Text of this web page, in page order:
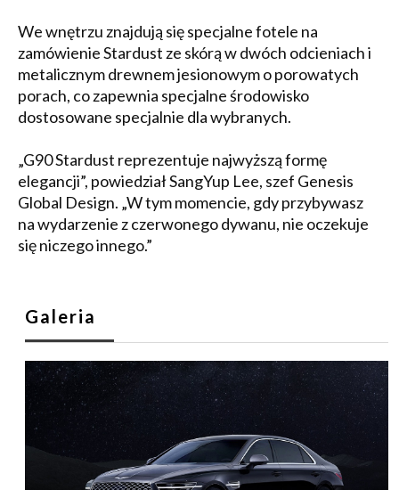
We wnętrzu znajdują się specjalne fotele na
zamówienie Stardust ze skórą w dwóch odcieniach i
metalicznym drewnem jesionowym o porowatych
porach, co zapewnia specjalne środowisko
dostosowane specjalnie dla wybranych.
„G90 Stardust reprezentuje najwyższą formę
elegancji”, powiedział SangYup Lee, szef Genesis
Global Design. „W tym momencie, gdy przybywasz
na wydarzenie z czerwonego dywanu, nie oczekuje
się niczego innego.”
Galeria